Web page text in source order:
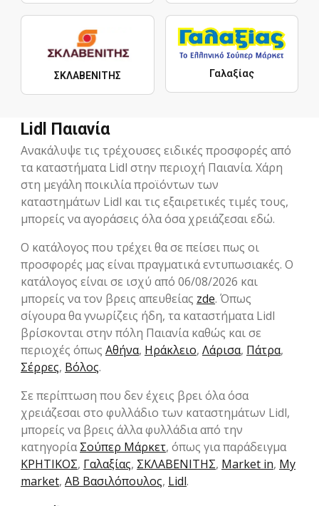
ΣΚΛΑΒΕΝΙΤΗΣ Γαλαξίας
Lidl Παιανία
Ανακάλυψε τις τρέχουσες ειδικές προσφορές από
τα καταστήματα Lidl στην περιοχή Παιανία. Χάρη
στη μεγάλη ποικιλία προϊόντων των
καταστημάτων Lidl και τις εξαιρετικές τιμές τους,
μπορείς να αγοράσεις όλα όσα χρειάζεσαι εδώ.
Ο κατάλογος που τρέχει θα σε πείσει πως οι
προσφορές μας είναι πραγματικά εντυπωσιακές. Ο
κατάλογος είναι σε ισχύ από 06/08/2026 και
μπορείς να τον βρεις απευθείας zde. Όπως
σίγουρα θα γνωρίζεις ήδη, τα καταστήματα Lidl
βρίσκονται στην πόλη Παιανία καθώς και σε
περιοχές όπως Αθήνα, Ηράκλειο, Λάρισα, Πάτρα,
Σέρρες, Βόλος.
Σε περίπτωση που δεν έχεις βρει όλα όσα
χρειάζεσαι στο φυλλάδιο των καταστημάτων Lidl,
μπορείς να βρεις άλλα φυλλάδια από την
κατηγορίαΣούπερ Μάρκετ, όπως για παράδειγμα
ΚΡΗΤΙΚΟΣ, Γαλαξίας, ΣΚΛΑΒΕΝΙΤΗΣ, Market in, My
market, ΑΒ Βασιλόπουλος, Lidl.